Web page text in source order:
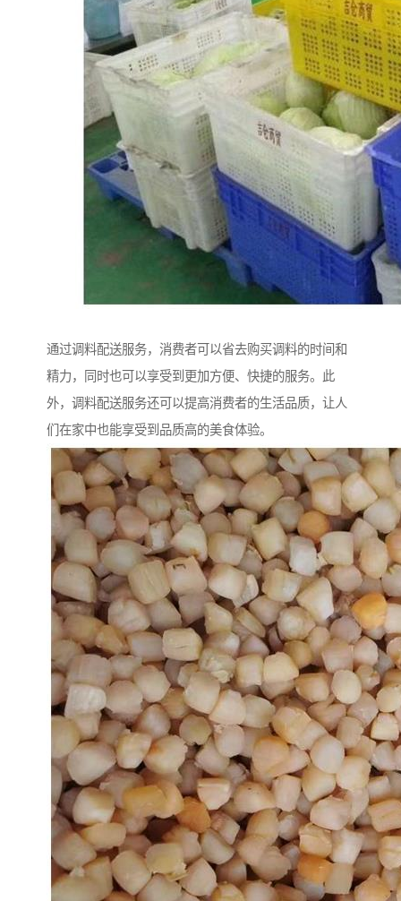
通过调料配送服务，消费者可以省去购买调料的时间和
精力，同时也可以享受到更加方便、快捷的服务。此
外，调料配送服务还可以提高消费者的生活品质，让人
们在家中也能享受到品质高的美食体验。